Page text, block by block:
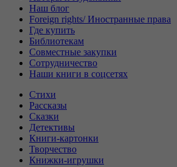
Наш блог
Foreign rights/ Иностранные права
Где купить
Библиотекам
Совместные закупки
Сотрудничество
Наши книги в соцсетях
Стихи
Рассказы
Сказки
Детективы
Книги-картонки
Творчество
Книжки-игрушки